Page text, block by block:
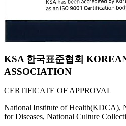
KSA 한국표준협회
ASSOCIATION
CERTIFICATE OF APPROVAL
National Institute of Health(KDCA),
for Diseases, National Culture